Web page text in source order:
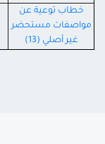
خطاب توعية عن
مواصفات مستحضر
غير أصلي (13)